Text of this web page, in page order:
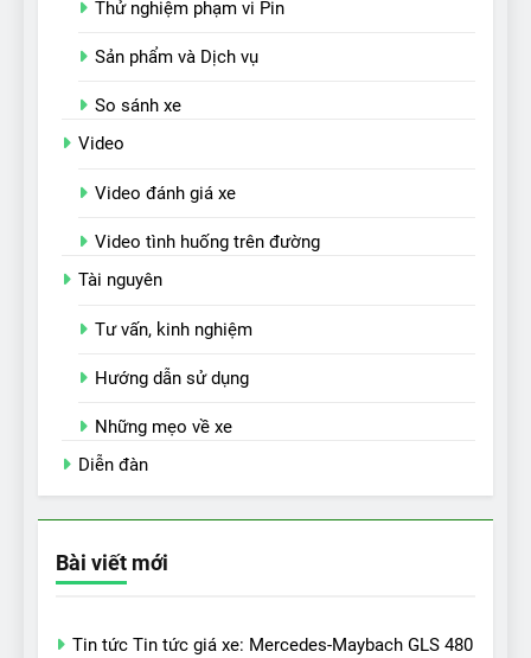
Thử nghiệm phạm vi Pin
Sản phẩm và Dịch vụ
So sánh xe
Video
Video đánh giá xe
Video tình huống trên đường
Tài nguyên
Tư vấn, kinh nghiệm
Hướng dẫn sử dụng
Những mẹo về xe
Diễn đàn
Bài viết mới
Tin tức Tin tức giá xe: Mercedes-Maybach GLS 480